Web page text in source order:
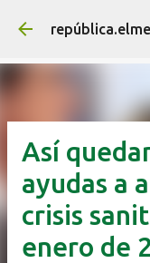
Ir
Así
ayudas a
crisis
enero de